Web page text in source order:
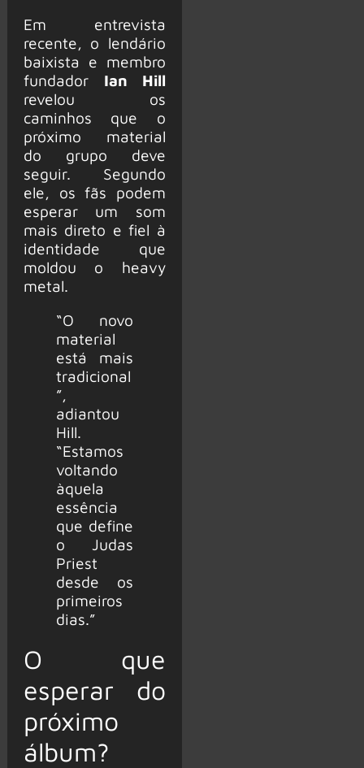
Em entrevista
recente, o lendário
baixista e membro
fundador Ian Hill
revelou os
caminhos que o
próximo material
do grupo deve
seguir. Segundo
ele, os fãs podem
esperar um som
mais direto e fiel à
identidade que
moldou o heavy
metal.
“O novo
material
está mais
tradicional
”,
adiantou
Hill.
“Estamos
voltando
àquela
essência
que define
o Judas
Priest
desde os
primeiros
dias.”
O que
esperar do
próximo
álbum?